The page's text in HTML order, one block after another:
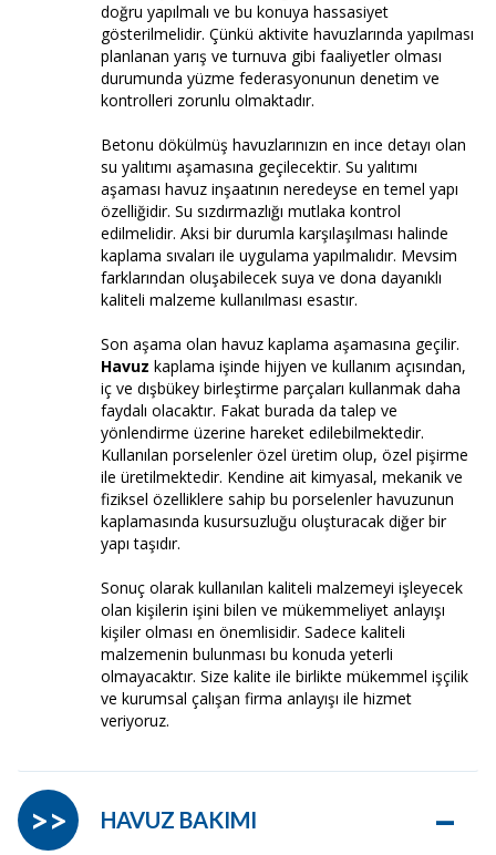
doğru yapılmalı ve bu konuya hassasiyet
gösterilmelidir. Çünkü aktivite havuzlarında yapılması
planlanan yarış ve turnuva gibi faaliyetler olması
durumunda yüzme federasyonunun denetim ve
kontrolleri zorunlu olmaktadır.
Betonu dökülmüş havuzlarınızın en ince detayı olan
su yalıtımı aşamasına geçilecektir. Su yalıtımı
aşaması havuz inşaatının neredeyse en temel yapı
özelliğidir. Su sızdırmazlığı mutlaka kontrol
edilmelidir. Aksi bir durumla karşılaşılması halinde
kaplama sıvaları ile uygulama yapılmalıdır. Mevsim
farklarından oluşabilecek suya ve dona dayanıklı
kaliteli malzeme kullanılması esastır.
Son aşama olan havuz kaplama aşamasına geçilir.
Havuz kaplama işinde hijyen ve kullanım açısından,
iç ve dışbükey birleştirme parçaları kullanmak daha
faydalı olacaktır. Fakat burada da talep ve
yönlendirme üzerine hareket edilebilmektedir.
Kullanılan porselenler özel üretim olup, özel pişirme
ile üretilmektedir. Kendine ait kimyasal, mekanik ve
fiziksel özelliklere sahip bu porselenler havuzunun
kaplamasında kusursuzluğu oluşturacak diğer bir
yapı taşıdır.
Sonuç olarak kullanılan kaliteli malzemeyi işleyecek
olan kişilerin işini bilen ve mükemmeliyet anlayışı
kişiler olması en önemlisidir. Sadece kaliteli
malzemenin bulunması bu konuda yeterli
olmayacaktır. Size kalite ile birlikte mükemmel işçilik
ve kurumsal çalışan firma anlayışı ile hizmet
veriyoruz.
HAVUZ BAKIMI –
>>